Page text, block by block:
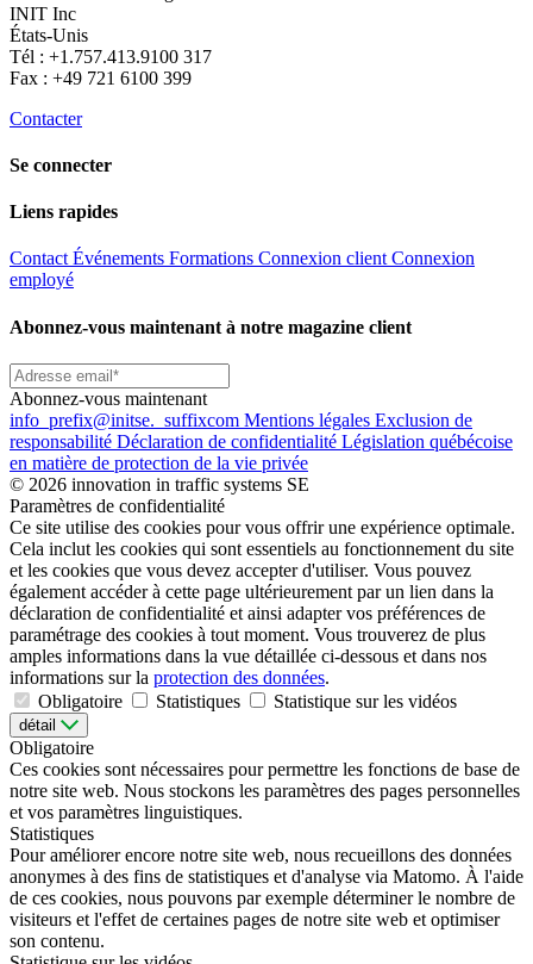
INIT Inc
États-Unis
Tél : +1.757.413.9100 317
Fax : +49 721 6100 399
Contacter
Se connecter
Liens rapides
ContactÉvénements Formations Connexion clientConnexion
employé
Abonnez-vous maintenant à notre magazine client
Abonnez-vous maintenant
info _prefix@initse. _suffixcom Mentions légales Exclusion de
responsabilité Déclaration de confidentialité Législation québécoise
en matière de protection de la vie privée
© 2026 innovation in traffic systems SE
Paramètres de confidentialité
Ce site utilise des cookies pour vous offrir une expérience optimale.
Cela inclut les cookies qui sont essentiels au fonctionnement du site
et les cookies que vous devez accepter d'utiliser. Vous pouvez
également accéder à cette page ultérieurement par un lien dans la
déclaration de confidentialité et ainsi adapter vos préférences de
paramétrage des cookies à tout moment. Vous trouverez de plus
amples informations dans la vue détaillée ci-dessous et dans nos
informations sur la protection des données.
Obligatoire
Statistiques Statistique sur les vidéos
détail
Obligatoire
Ces cookies sont nécessaires pour permettre les fonctions de base de
notre site web. Nous stockons les paramètres des pages personnelles
et vos paramètres linguistiques.
Statistiques
Pour améliorer encore notre site web, nous recueillons des données
anonymes à des fins de statistiques et d'analyse via Matomo. À l'aide
de ces cookies, nous pouvons par exemple déterminer le nombre de
visiteurs et l'effet de certaines pages de notre site web et optimiser
son contenu.